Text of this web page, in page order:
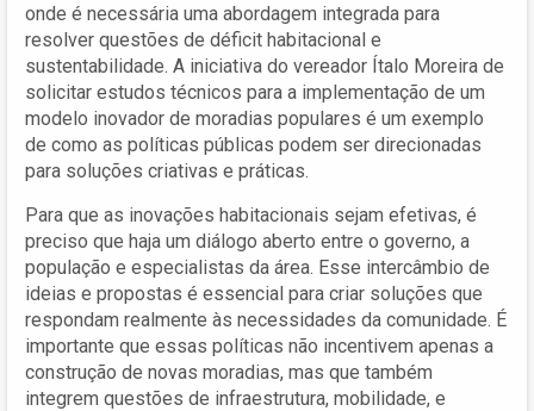
onde é necessária uma abordagem integrada para
resolver questões de déficit habitacional e
sustentabilidade. A iniciativa do vereador Ítalo Moreira de
solicitar estudos técnicos para a implementação de um
modelo inovador de moradias populares é um exemplo
de como as políticas públicas podem ser direcionadas
para soluções criativas e práticas.
Para que as inovações habitacionais sejam efetivas, é
preciso que haja um diálogo aberto entre o governo, a
população e especialistas da área. Esse intercâmbio de
ideias e propostas é essencial para criar soluções que
respondam realmente às necessidades da comunidade. É
importante que essas políticas não incentivem apenas a
construção de novas moradias, mas que também
integrem questões de infraestrutura, mobilidade, e